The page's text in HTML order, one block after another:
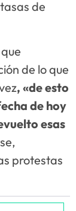
de
de lo que
, «de esto
de hoy
esas
protestas